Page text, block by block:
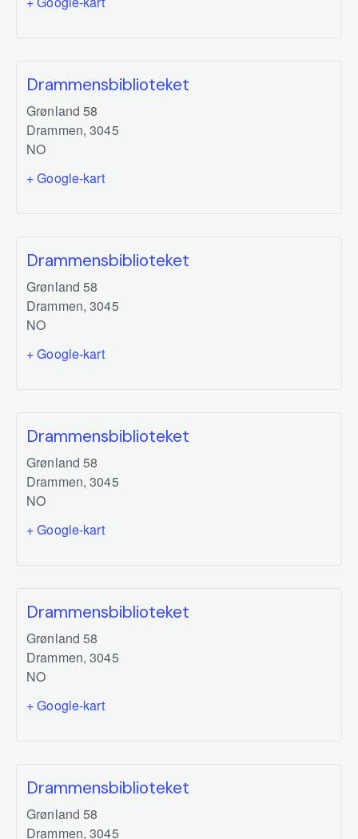
Drammensbiblioteket
Grønland 58
Drammen, 3045
NO
+ Google-kart
Drammensbiblioteket
Grønland 58
Drammen, 3045
NO
+ Google-kart
Drammensbiblioteket
Grønland 58
Drammen, 3045
NO
+ Google-kart
Drammensbiblioteket
Grønland 58
Drammen, 3045
NO
+ Google-kart
Drammensbiblioteket
Grønland 58
Drammen, 3045